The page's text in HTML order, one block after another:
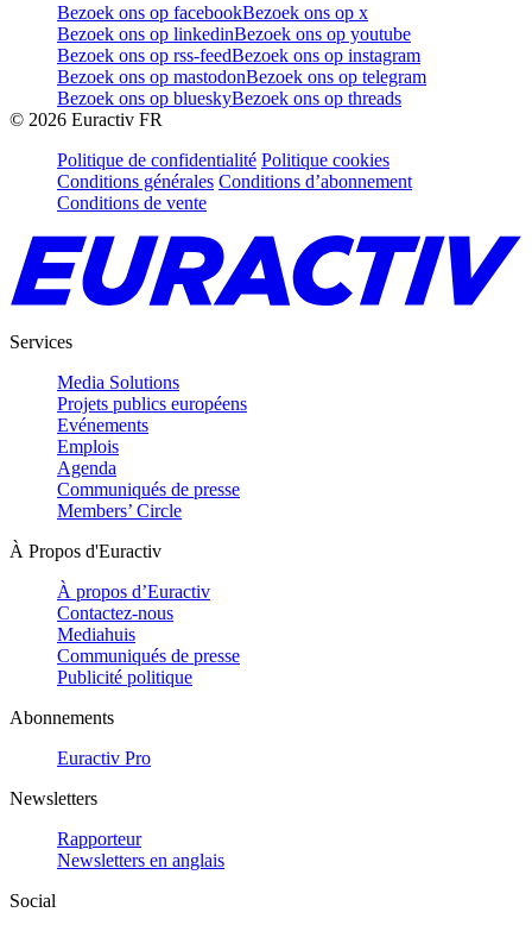
Bezoek ons op facebookBezoek ons op x
Bezoek ons op linkedinBezoek ons op youtube
Bezoek ons op rss-feedBezoek ons op instagram
Bezoek ons op mastodonBezoek ons op telegram
Bezoek ons op blueskyBezoek ons op threads
© 2026 Euractiv FR
Politique de confidentialité Politique cookies
Conditions générales Conditions d’abonnement
Conditions de vente
Services
Media Solutions
Projets publics européens
Evénements
Emplois
Agenda
Communiqués de presse
Members’ Circle
À Propos d'Euractiv
À propos d’Euractiv
Contactez-nous
Mediahuis
Communiqués de presse
Publicité politique
Abonnements
Euractiv Pro
Newsletters
Rapporteur
Newsletters en anglais
Social